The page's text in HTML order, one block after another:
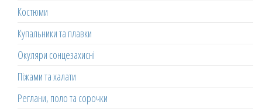
Костюми
Купальники та плавки
Окуляри сонцезахисні
Піжами та халати
Реглани, поло та сорочки